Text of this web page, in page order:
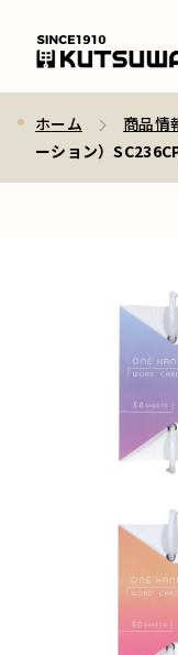
ホーム 商品情
ーション）